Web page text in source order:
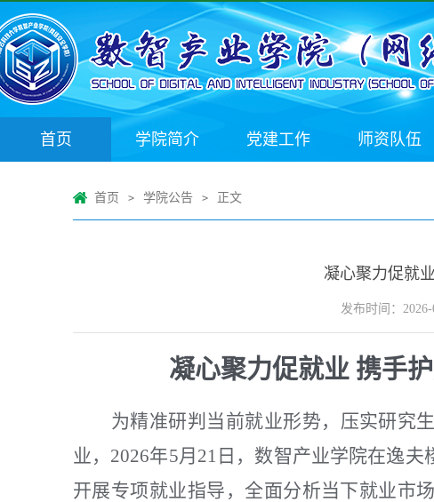
首页 学院简介 党建工作 师资队伍
首页 > 学院公告 > 正文
凝心聚力促就
发布时间：2026-
凝心聚力促就业 携手
为精准研判当前就业形势，压实研究
业，2026年5月21日，数智产业学院在逸
开展专项就业指导，全面分析当下就业市